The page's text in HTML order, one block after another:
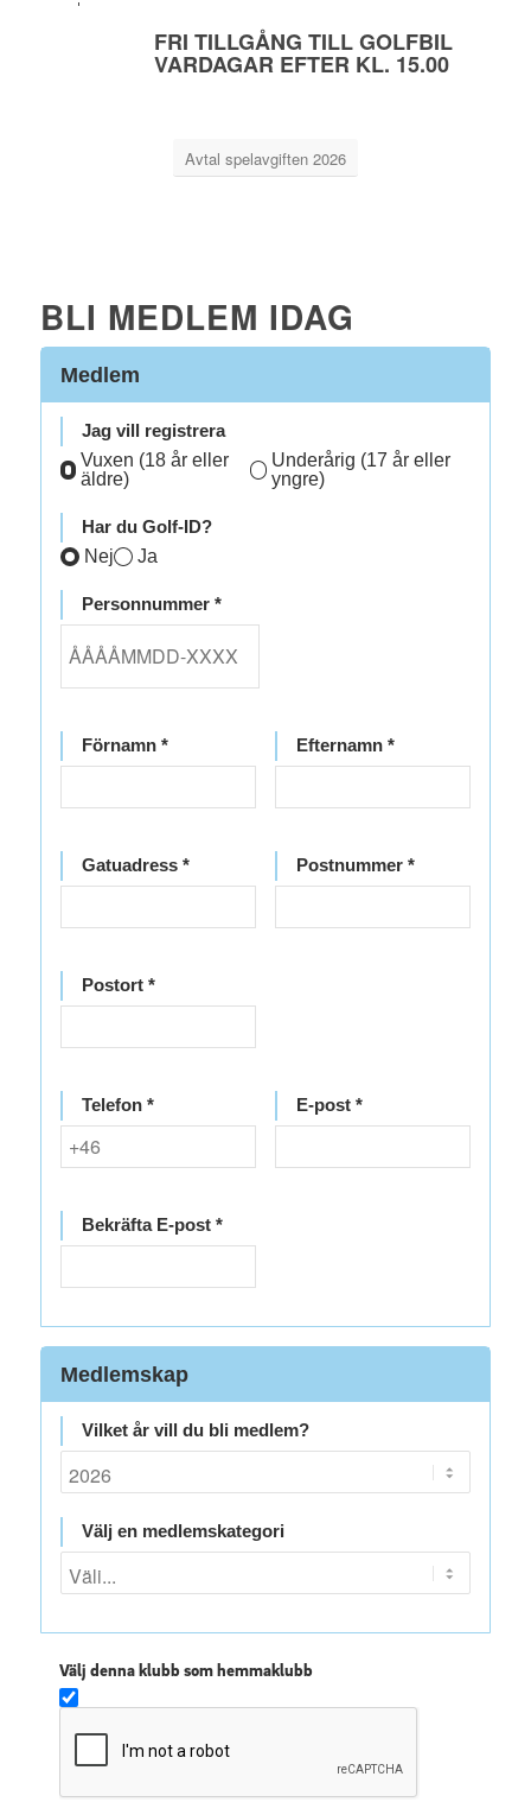
FRI TILLGÅNG TILL GOLFBIL
VARDAGAR EFTER KL. 15.00
Avtal spelavgiften 2026
BLI MEDLEM IDAG
Medlem
Jag vill registrera
Vuxen (18 år eller
äldre)
Underårig (17 år eller
yngre)
Har du Golf-ID?
Nej Ja
Personnummer *
Förnamn * Efternamn *
Gatuadress * Postnummer *
Postort *
Telefon * E-post *
Bekräfta E-post *
Medlemskap
Vilket år vill du bli medlem?
Välj en medlemskategori
Välj denna klubb som hemmaklubb